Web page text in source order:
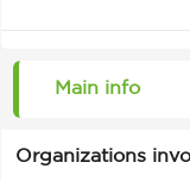
Main info
Organizations